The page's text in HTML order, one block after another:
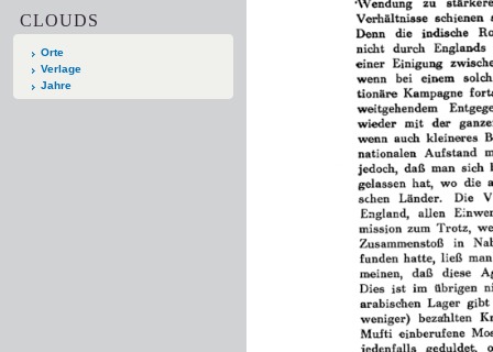
CLOUDS
Orte
Verlage
Jahre